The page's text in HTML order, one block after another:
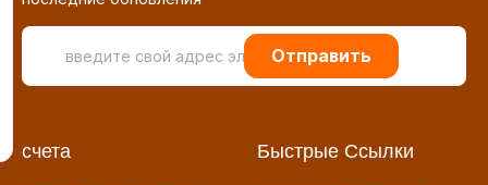
Отправить
счета Быстрые Ссылки